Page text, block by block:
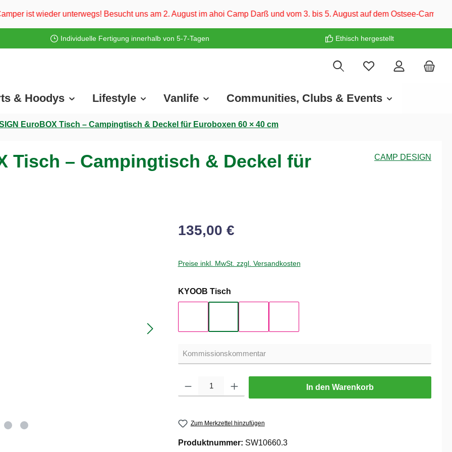
Besucht uns am 2. August im ahoi Camp Darß und vom 3. bis 5. August auf dem Ostsee-Campingplatz Familie
Individuelle Fertigung innerhalb von 5-7-Tagen Ethisch hergestellt
& Hoodys Lifestyle Vanlife Communities, Clubs & Events
EuroBOX Tisch – Campingtisch & Deckel für Euroboxen 60 × 40 cm
Tisch – Campingtisch & Deckel für
CAMP DESIGN
135,00 €
Preise inkl. MwSt. zzgl. Versandkosten
KYOOB Tischauswählen
In den Warenkorb
Zum Merkzettel hinzufügen
Produktnummer: SW10660.3